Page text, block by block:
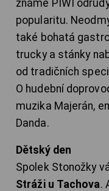
známé PIWI
popularitu.
také bohatá
trucky a stánky
od tradičních
O hudební
muzika Majerán,
Danda.
Dětský den
Spolek Stonožky
Stráži u Tachova.